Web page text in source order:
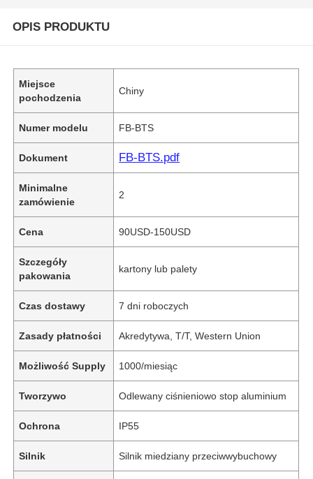
OPIS PRODUKTU
Miejsce
pochodzenia
Chiny
Numer modelu FB-BTS
Dokument FB-BTS.pdf
Minimalne
zamówienie
2
Cena 90USD-150USD
Szczegóły
pakowania
kartony lub palety
Czas dostawy 7 dni roboczych
Zasady płatności Akredytywa, T/T, Western Union
Możliwość Supply 1000/miesiąc
Tworzywo Odlewany ciśnieniowo stop aluminium
Ochrona IP55
Silnik Silnik miedziany przeciwwybuchowy